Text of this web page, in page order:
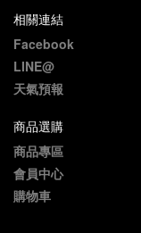
相關連結
Facebook
LINE@
天氣預報
商品選購
商品專區
會員中心
購物車